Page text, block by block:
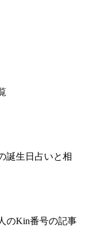
誕生日占いと相
のKin番号の記事